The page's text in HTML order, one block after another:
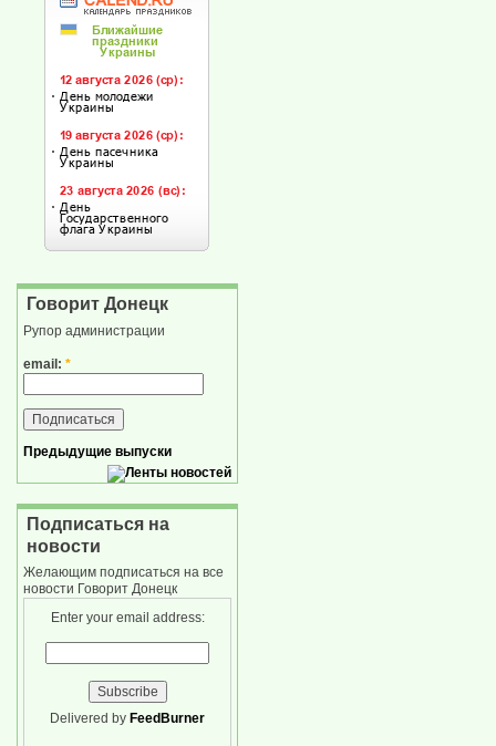
Говорит Донецк
Рупор администрации
email: *
Предыдущие выпуски
Подписаться на
новости
Желающим подписаться на все
новости Говорит Донецк
Enter your email address:
Delivered by FeedBurner